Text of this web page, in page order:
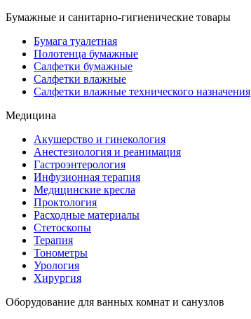
Бумажные и санитарно-гигиенические товары
Бумага туалетная
Полотенца бумажные
Салфетки бумажные
Салфетки влажные
Салфетки влажные технического назначения
Медицина
Акушерство и гинекология
Анестезиология и реанимация
Гастроэнтерология
Инфузионная терапия
Медицинские кресла
Проктология
Расходные материалы
Стетоскопы
Терапия
Тонометры
Урология
Хирургия
Оборудование для ванных комнат и санузлов